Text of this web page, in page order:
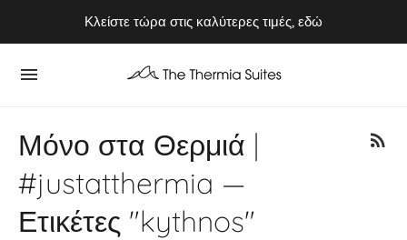
Απολαύστε το Καλοκαίρι του 2026 στην Κύθνο ⭢ Κλείστε τώρα
Κλείστε τώρα στις καλύτερες τιμές, εδώ
Μόνο στα Θερμιά |
#justatthermia —
Ετικέτες "kythnos"